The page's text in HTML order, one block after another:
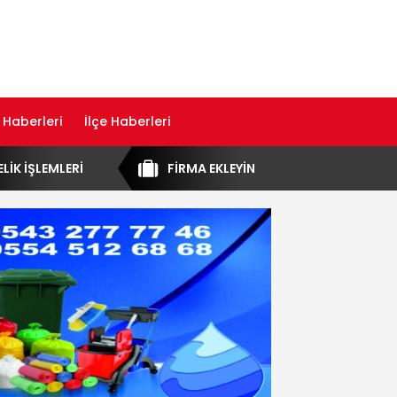
Haberleri İlçe Haberleri
FİRMA EKLEYİN
İŞLEMLERİ